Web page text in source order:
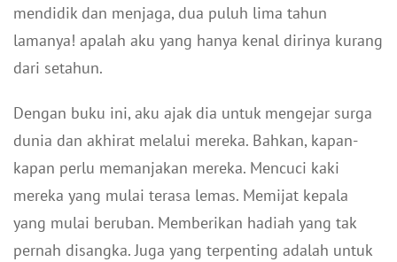
mendidik dan menjaga, dua puluh lima tahun
lamanya! apalah aku yang hanya kenal dirinya kurang
dari setahun.
Dengan buku ini, aku ajak dia untuk mengejar surga
dunia dan akhirat melalui mereka. Bahkan, kapan-
kapan perlu memanjakan mereka. Mencuci kaki
mereka yang mulai terasa lemas. Memijat kepala
yang mulai beruban. Memberikan hadiah yang tak
pernah disangka. Juga yang terpenting adalah untuk